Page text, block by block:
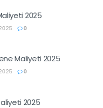
2025
0
Maliyeti 2025
0
2025